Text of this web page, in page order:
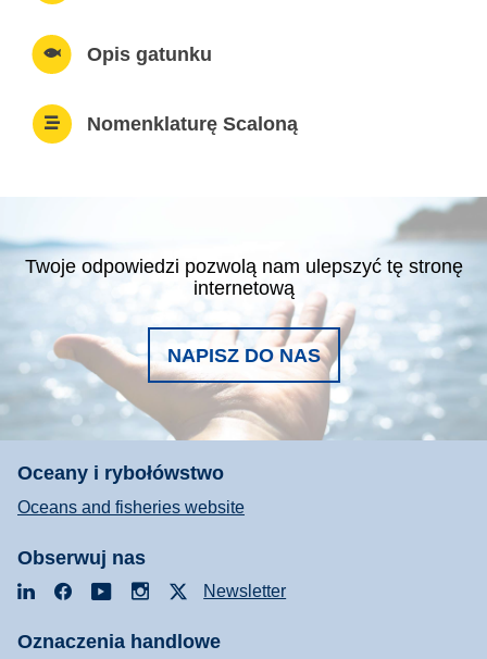
Opis gatunku
Nomenklaturę Scaloną
Twoje odpowiedzi pozwolą nam ulepszyć tę stronę
internetową
NAPISZ DO NAS
Oceany i rybołówstwo
Oceans and fisheries website
Obserwuj nas
LinkedInFacebookYouTubeInstagramNewsletter
Oznaczenia handlowe